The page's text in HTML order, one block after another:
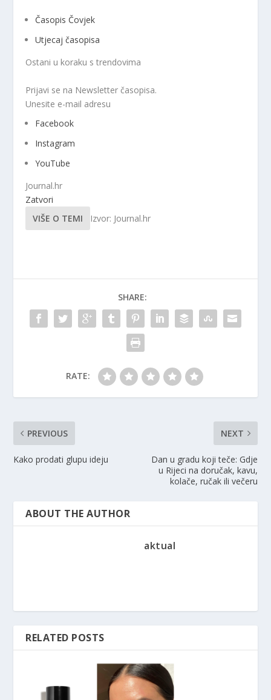
Časopis Čovjek
Utjecaj časopisa
Ostani u koraku s trendovima
Prijavi se na Newsletter časopisa.
Unesite e-mail adresu
Facebook
Instagram
YouTube
Journal.hr
Zatvori
VIŠE O TEMI
Izvor: Journal.hr
SHARE:
RATE:
PREVIOUS
Kako prodati glupu ideju
NEXT
Dan u gradu koji teče: Gdje
u Rijeci na doručak, kavu,
kolače, ručak ili večeru
ABOUT THE AUTHOR
aktual
RELATED POSTS